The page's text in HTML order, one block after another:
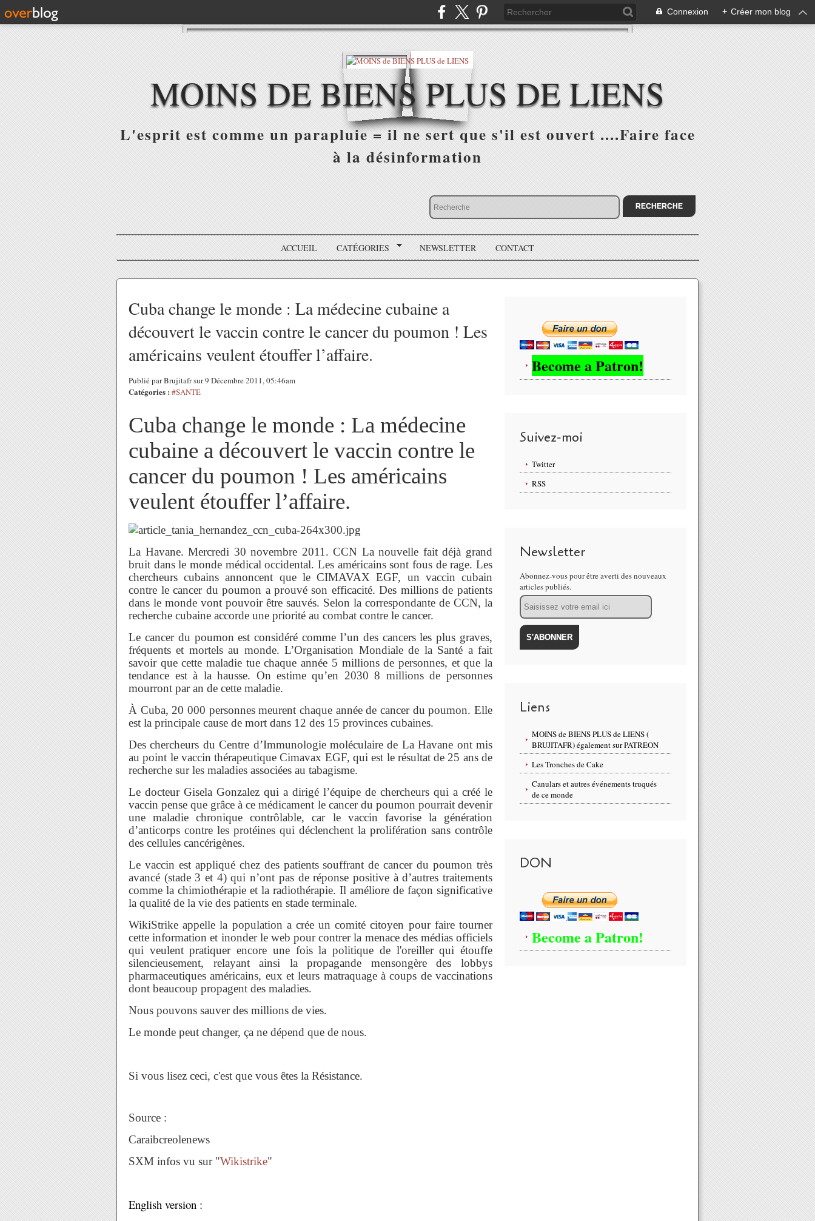
Connexion + Créer mon blog
MOINS DE BIENS PLUS DE LIENS
L'esprit est comme un parapluie = il ne sert que s'il est ouvert ....Faire face
à la désinformation
ACCUEIL CATÉGORIES NEWSLETTER CONTACT
Cuba change le monde : La médecine cubaine a
découvert le vaccin contre le cancer du poumon ! Les
américains veulent étouffer l’affaire.
Publié par Brujitafr sur 9 Décembre 2011, 05:46am
Catégories : #SANTE
Cuba change le monde : La médecine
cubaine a découvert le vaccin contre le
cancer du poumon ! Les américains
veulent étouffer l’affaire.
La Havane. Mercredi 30 novembre 2011. CCN La nouvelle fait déjà grand
bruit dans le monde médical occidental. Les américains sont fous de rage. Les
chercheurs cubains annoncent que le CIMAVAX EGF, un vaccin cubain
contre le cancer du poumon a prouvé son efficacité. Des millions de patients
dans le monde vont pouvoir être sauvés. Selon la correspondante de CCN, la
recherche cubaine accorde une priorité au combat contre le cancer.
Le cancer du poumon est considéré comme l’un des cancers les plus graves,
fréquents et mortels au monde. L’Organisation Mondiale de la Santé a fait
savoir que cette maladie tue chaque année 5 millions de personnes, et que la
tendance est à la hausse. On estime qu’en 2030 8 millions de personnes
mourront par an de cette maladie.
À Cuba, 20 000 personnes meurent chaque année de cancer du poumon. Elle
est la principale cause de mort dans 12 des 15 provinces cubaines.
Des chercheurs du Centre d’Immunologie moléculaire de La Havane ont mis
au point le vaccin thérapeutique Cimavax EGF, qui est le résultat de 25 ans de
recherche sur les maladies associées au tabagisme.
Le docteur Gisela Gonzalez qui a dirigé l’équipe de chercheurs qui a créé le
vaccin pense que grâce à ce médicament le cancer du poumon pourrait devenir
une maladie chronique contrôlable, car le vaccin favorise la génération
d’anticorps contre les protéines qui déclenchent la prolifération sans contrôle
des cellules cancérigènes.
Le vaccin est appliqué chez des patients souffrant de cancer du poumon très
avancé (stade 3 et 4) qui n’ont pas de réponse positive à d’autres traitements
comme la chimiothérapie et la radiothérapie. Il améliore de façon significative
la qualité de la vie des patients en stade terminale.
WikiStrike appelle la population a crée un comité citoyen pour faire tourner
cette information et inonder le web pour contrer la menace des médias officiels
qui veulent pratiquer encore une fois la politique de l'oreiller qui étouffe
silencieusement, relayant ainsi la propagande mensongère des lobbys
pharmaceutiques américains, eux et leurs matraquage à coups de vaccinations
dont beaucoup propagent des maladies.
Nous pouvons sauver des millions de vies.
Le monde peut changer, ça ne dépend que de nous.
Si vous lisez ceci, c'est que vous êtes la Résistance.
Source :
Caraibcreolenews
SXM infos vu sur "Wikistrike"
English version :
Become a Patron!
Suivez-moi
Twitter
RSS
Newsletter
Abonnez-vous pour être averti des nouveaux
articles publiés.
Email
Liens
MOINS de BIENS PLUS de LIENS (
BRUJITAFR) également sur PATREON
Les Tronches de Cake
Canulars et autres événements truqués
de ce monde
DON
Become a Patron!